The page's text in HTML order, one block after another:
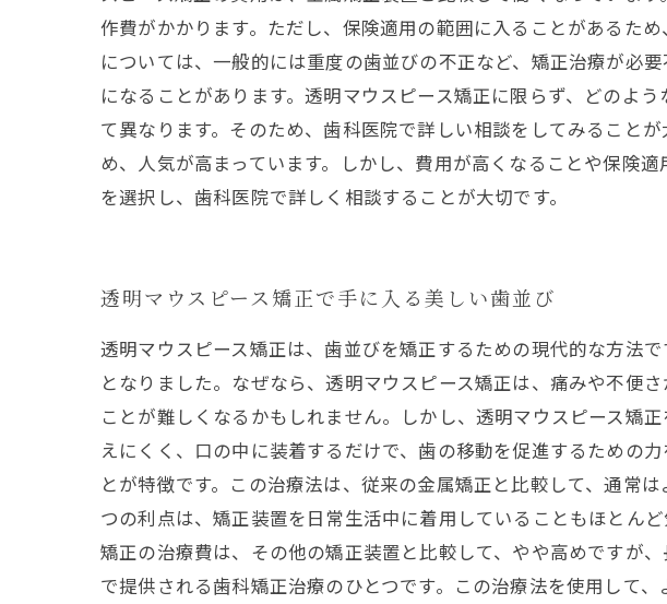
作費がかかります。ただし、保険適用の範囲に入ることがあるた
については、一般的には重度の歯並びの不正など、矯正治療が必
になることがあります。透明マウスピース矯正に限らず、どのよ
て異なります。そのため、歯科医院で詳しい相談をしてみること
め、人気が高まっています。しかし、費用が高くなることや保険
を選択し、歯科医院で詳しく相談することが大切です。
透明マウスピース矯正で手に入る美しい歯並び
透明マウスピース矯正は、歯並びを矯正するための現代的な方法
となりました。なぜなら、透明マウスピース矯正は、痛みや不便
ことが難しくなるかもしれません。しかし、透明マウスピース矯
えにくく、口の中に装着するだけで、歯の移動を促進するための
とが特徴です。この治療法は、従来の金属矯正と比較して、通常
つの利点は、矯正装置を日常生活中に着用していることもほとん
矯正の治療費は、その他の矯正装置と比較して、やや高めですが
で提供される歯科矯正治療のひとつです。この治療法を使用して